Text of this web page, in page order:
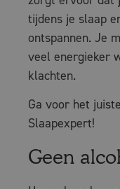
tijdens je slaap
ontspannen. Je
veel energieker
klachten.
Ga voor het
Slaapexpert!
Geen